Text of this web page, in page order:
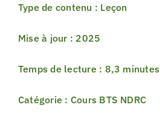
SUPPORT
Type de contenu : Leçon
Mise à jour : 2025
Temps de lecture : 8,3 minutes
Catégorie : Cours BTS NDRC